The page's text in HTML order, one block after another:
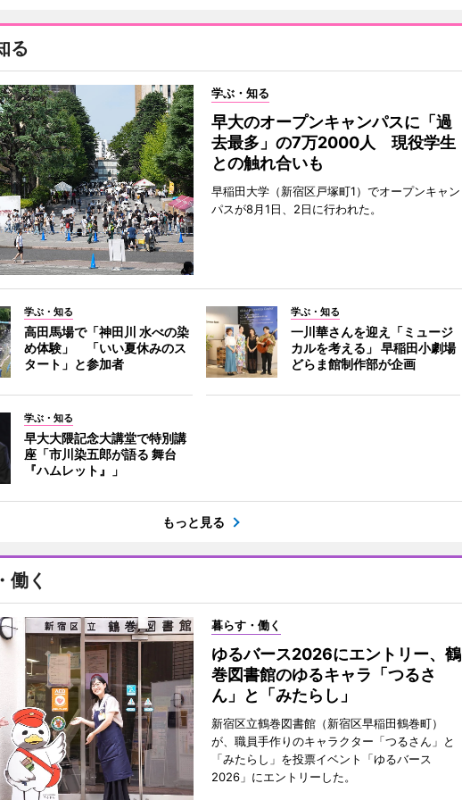
る
学ぶ・知る
早大のオープンキャンパスに「過
去最多」の7万2000人 現役学生
との触れ合いも
早稲田大学（新宿区戸塚町1）でオープンキャン
パスが8月1日、2日に行われた。
学ぶ・知る
高田馬場で「神田川 水べの染
め体験」 「いい夏休みのス
タート」と参加者
学ぶ・知る
一川華さんを迎え「ミュージ
カルを考える」 早稲田小劇場
どらま館制作部が企画
学ぶ・知る
早大大隈記念大講堂で特別講
座「市川染五郎が語る 舞台
『ハムレット』」
もっと見る
働く
暮らす・働く
ゆるバース2026にエントリー、鶴
巻図書館のゆるキャラ「つるさ
ん」と「みたらし」
新宿区立鶴巻図書館（新宿区早稲田鶴巻町）
が、職員手作りのキャラクター「つるさん」と
「みたらし」を投票イベント「ゆるバース
2026」にエントリーした。